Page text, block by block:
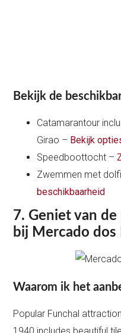
Bekijk de
Catamarantour
Girao – Bekijk
Speedboottocht –
Zwemmen met
beschikbaarheid
7. Geniet van
bij Mercado dos
Waarom ik het
Popular Funchal